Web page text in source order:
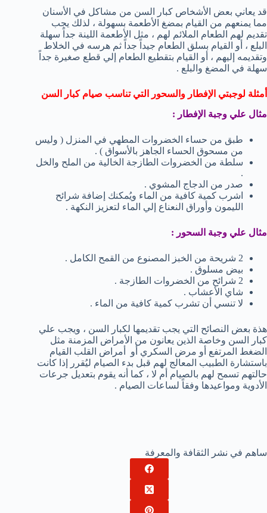
قد يعاني بعض الأشخاص كبار السن من مشاكل في الأسنان
مما يمنعهم من القيام بمضغ الأطعمة بسهولة ، لذلك يجب
تقديم لهم الطعام الملائم لهم ، مثل الأطعمة اللينة جداً سهلة
البلع ، أو القيام بسلق الطعام جيداً جداً ثم هرسه في الخلاط
وتقديمه إليهم ، أو القيام بتقطيع الطعام إلي قطع صغيرة جداً
سهلة في المضغ والبلع .
أمثلة لوجبتي الإفطار والسحور التي تناسب صيام كبار السن
مثال علي وجبة الإفطار :
طبق من حساء الخضروات المطهي في المنزل ( وليس
من مسحوق الحساء الجاهز بالأسواق ) .
سلطة من الخضروات الطازجة الخالية من الملح والخل
.
صدر من الدجاج المشوي .
اشرب كمية كافية من الماء ويُمكنك إضافة شرائح
الليمون وأوراق النعناع إلي الماء لتعزيز النكهة .
مثال علي وجبة السحور :
2 شريحة من الخبز المصنوع من القمح الكامل .
بيض مسلوق .
2 شرائح من الخضروات الطازجة .
شاي الأعشاب .
لا تنسي أن تشرب كمية كافية من الماء .
هذة بعض النصائح التي يجب تقديمها لكبار السن ، ويجب علي
كبار السن وخاصة الذين يعانون من الأمراض المزمنة مثل
الضغط المرتفع أو مرض السكري أو أمراض القلب القيام
باستشارة الطبيب المعالج لهم قبل بدء الصيام ليُقرر إذا كانت
حالتهم تسمح لهم بالصيام أم لا ، كما أنه يقوم بتعديل جرعات
الأدوية ومواعيدها وفقاً لساعات الصيام .
ساهم في نشر الثقافة والمعرفة